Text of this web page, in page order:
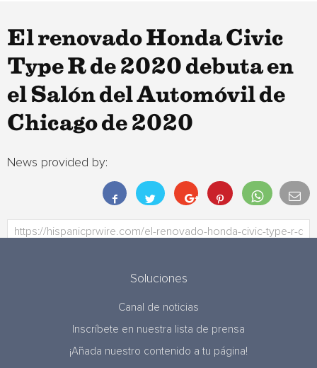
El renovado Honda Civic
Type R de 2020 debuta en
el Salón del Automóvil de
Chicago de 2020
News provided by:
Soluciones
Canal de noticias
Inscríbete en nuestra lista de prensa
¡Añada nuestro contenido a tu página!